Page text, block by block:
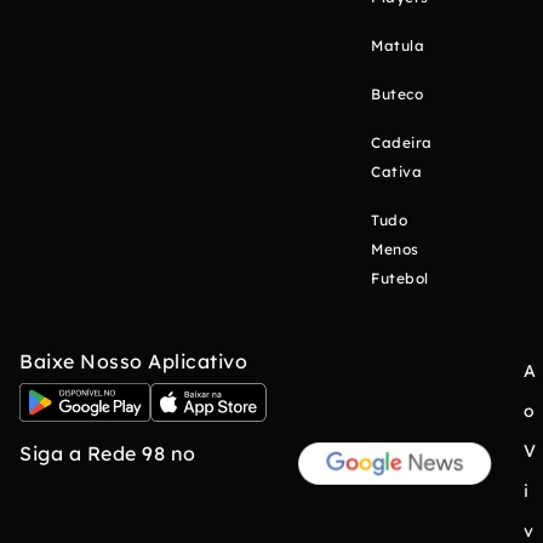
Matula
Buteco
Cadeira
Cativa
Tudo
Menos
Futebol
Baixe Nosso Aplicativo
Siga a Rede 98 no
A
o
V
i
v